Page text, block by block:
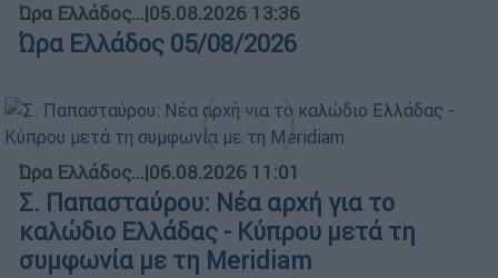
Ώρα Ελλάδος...|05.08.2026 13:36
Ώρα Ελλάδος 05/08/2026
Ώρα Ελλάδος...|06.08.2026 11:01
Σ. Παπασταύρου: Νέα αρχή για το
καλώδιο Ελλάδας - Κύπρου μετά τη
συμφωνία με τη Meridiam